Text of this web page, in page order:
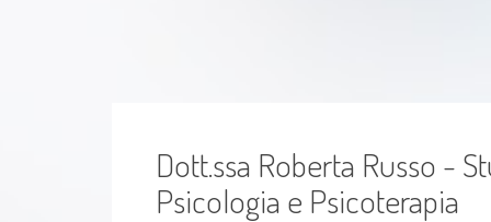
Dipendenza affettiva
Dott.ssa Roberta Russo -
Psicologia e Psicoterapia